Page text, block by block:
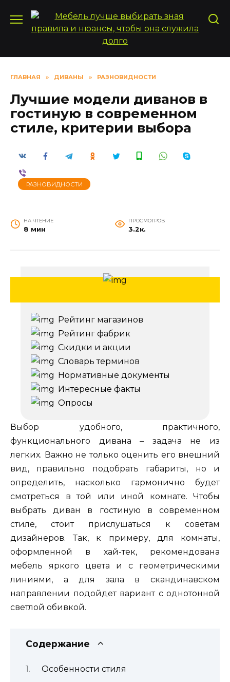
содержанию
ГЛАВНАЯ » ДИВАНЫ » РАЗНОВИДНОСТИ
Лучшие модели диванов в
гостиную в современном
стиле, критерии выбора
РАЗНОВИДНОСТИ
НА ЧТЕНИЕ
8 мин
ПРОСМОТРОВ
3.2к.
Рейтинг магазинов
Рейтинг фабрик
Скидки и акции
Словарь терминов
Нормативные документы
Интересные факты
Опросы
Выбор удобного, практичного,
функционального дивана – задача не из
легких. Важно не только оценить его внешний
вид, правильно подобрать габариты, но и
определить, насколько гармонично будет
смотреться в той или иной комнате. Чтобы
выбрать диван в гостиную в современном
стиле, стоит прислушаться к советам
дизайнеров. Так, к примеру, для комнаты,
оформленной в хай-тек, рекомендована
мебель яркого цвета и с геометрическими
линиями, а для зала в скандинавском
направлении подойдет вариант с однотонной
светлой обивкой.
Содержание
Особенности стиля